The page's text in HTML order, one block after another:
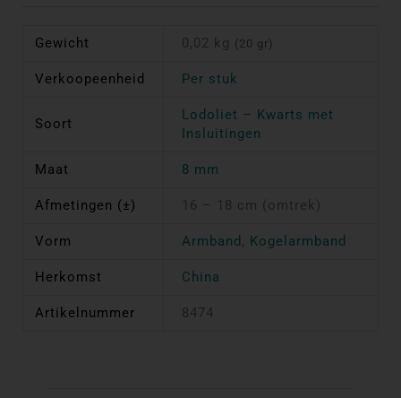
Gewicht 0,02 kg (20 gr)
Verkoopeenheid Per stuk
Soort
Lodoliet – Kwarts met
Insluitingen
Maat 8 mm
Afmetingen (±) 16 – 18 cm (omtrek)
Vorm Armband , Kogelarmband
Herkomst China
Artikelnummer 8474